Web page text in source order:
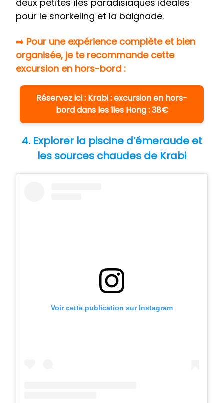
pour le snorkeling et la baignade.
➡️ Pour une expérience complète et bien
organisée, je te recommande cette
excursion en hors-bord :
Réservez ici : Krabi : excursion en hors-
bord dans les îles Hong : 38€
4. Explorer la piscine d’émeraude et
les sources chaudes de Krabi
Voir cette publication sur Instagram